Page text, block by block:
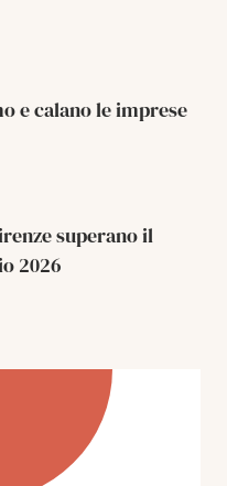
e calano le imprese
superano il
2026